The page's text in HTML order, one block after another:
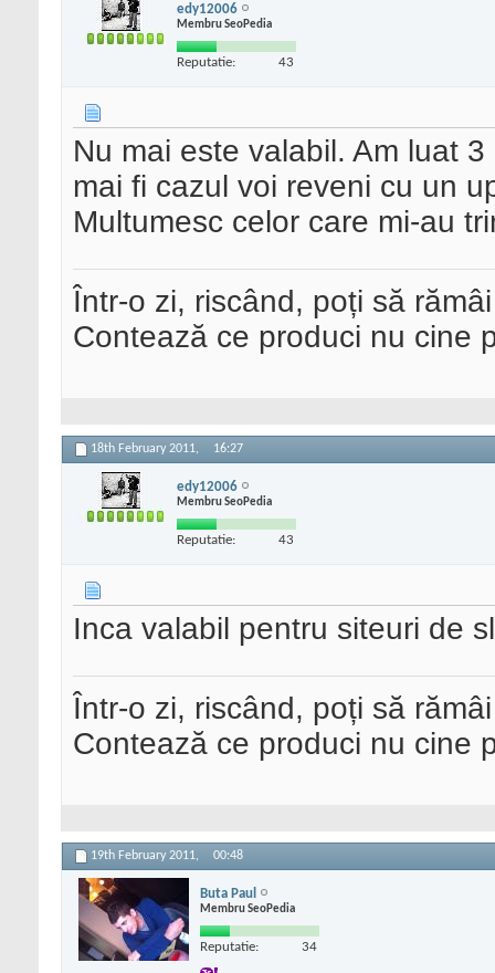
edy12006
Membru SeoPedia
Reputatie: 43
Nu mai este valabil. Am luat
mai fi cazul voi reveni cu un
Multumesc celor care mi-au
Într-o zi, riscând, poți să
Contează ce produci nu cine
18th February 2011, 16:27
edy12006
Membru SeoPedia
Reputatie: 43
Inca valabil pentru siteuri de
Într-o zi, riscând, poți să
Contează ce produci nu cine
19th February 2011, 00:48
Buta Paul
Membru SeoPedia
Reputatie: 34